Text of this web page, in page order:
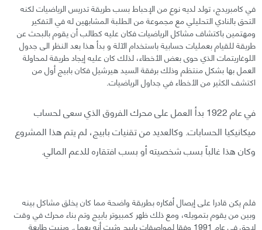
في كامبريدج، تولد لديه نوع من الإحباط بسب طريقة تدريس الرياضيات لكنه
التحق بالنادي التحليلي مع مجموعة من الطلبة المشابهين له في التفكير
ومهتمين باكتشاف مشاكل الرياضيات فكان عليه كطالب أن يقوم بالبحث عن
طريقة للقيام بعمليات حسابية باستخدام الآلة و بدأ هذا بعد النظر الى جدول
اللوغاريتمات الذي حوى بعض الأخطاء، لذلك كان عليه إيجاد طريقة لمحاولة
العمل بها بشكل منتظم وذلك برفقة السيد هيرشيل فكان بابيج أول من
اكتشف الكثير من الأخطاء في جداول الرياضيات.
في عام 1922 بدأ العمل على محرك الفروق الذي سعى لحساب
ميكانيكيا الحسابات. وكالعديد من تقنيات بابيج، لم يتم هذا المشروع
وكان هذا غالباً بسب شخصيته أو بسب افتقاره للدعم المالي.
فلم يكن قادرا على إيصال أفكاره بطريقة واضحة مما كان يخلق مشاكل بينه
وبين من يقوم بتمويله، ومع ذلك ظهر كمبيوتر بابيج وتم بناء محرك في وقت
لاحق في عام 1991 وفقا لمواصفات بابيج وثبت أنه يعمل. وبنيت طابعة